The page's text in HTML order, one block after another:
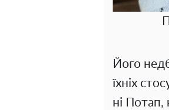
Його
їхніх
ні Потап,